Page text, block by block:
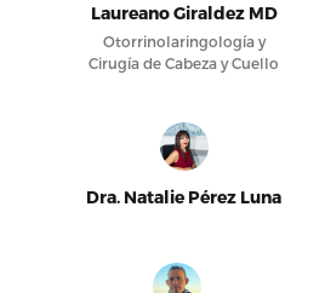
Laureano Giraldez MD
Otorrinolaringología y
Cirugía de Cabeza y Cuello
Dra. Natalie Pérez Luna